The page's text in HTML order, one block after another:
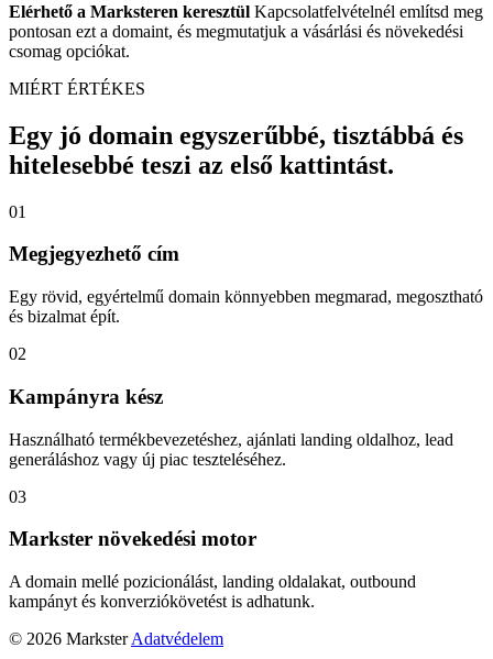
Elérhető a Marksteren keresztül Kapcsolatfelvételnél említsd meg
pontosan ezt a domaint, és megmutatjuk a vásárlási és növekedési
csomag opciókat.
MIÉRT ÉRTÉKES
Egy jó domain egyszerűbbé, tisztábbá és
hitelesebbé teszi az első kattintást.
01
Megjegyezhető cím
Egy rövid, egyértelmű domain könnyebben megmarad, megosztható
és bizalmat épít.
02
Kampányra kész
Használható termékbevezetéshez, ajánlati landing oldalhoz, lead
generáláshoz vagy új piac teszteléséhez.
03
Markster növekedési motor
A domain mellé pozicionálást, landing oldalakat, outbound
kampányt és konverziókövetést is adhatunk.
© 2026 Markster Adatvédelem